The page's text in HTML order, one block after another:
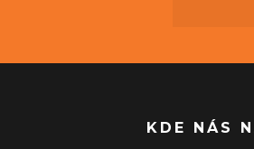
KDE NÁS